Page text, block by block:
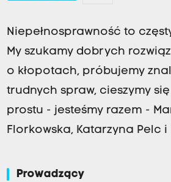
Niepełnosprawność to
My szukamy dobrych
o kłopotach, próbujemy
trudnych spraw, cieszymy
prostu - jesteśmy razem -
Florkowska, Katarzyna Pelc i
Prowadzący